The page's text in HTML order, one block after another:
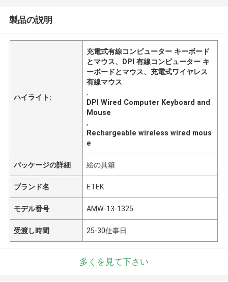
製品の説明
ハイライト:
充電式有線コンピューター キーボード
とマウス、DPI 有線コンピューター キ
ーボードとマウス、充電式ワイヤレス
有線マウス
,
DPI Wired Computer Keyboard and
Mouse
,
Rechargeable wireless wired mous
e
パッケージの詳細 絵の具箱
ブランド名 ETEK
モデル番号 AMW-13-1325
受渡し時間 25-30仕事日
多くを見て下さい